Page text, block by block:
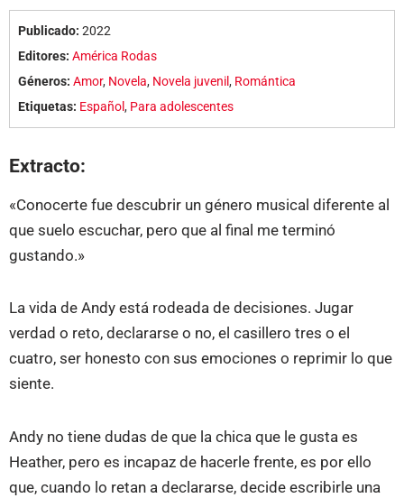
Publicado: 2022
Editores: América Rodas
Géneros: Amor, Novela, Novela juvenil, Romántica
Etiquetas: Español, Para adolescentes
Extracto:
«Conocerte fue descubrir un género musical diferente al
que suelo escuchar, pero que al final me terminó
gustando.»
La vida de Andy está rodeada de decisiones. Jugar
verdad o reto, declararse o no, el casillero tres o el
cuatro, ser honesto con sus emociones o reprimir lo que
siente.
Andy no tiene dudas de que la chica que le gusta es
Heather, pero es incapaz de hacerle frente, es por ello
que, cuando lo retan a declararse, decide escribirle una